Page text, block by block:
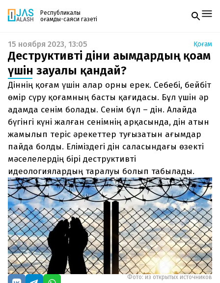
Республикалық
қоғамдық-саяси газеті
Жаңалықтар
Спорт
Live
Руханият
Аймақ
Архив
Заң және тәртіп
Редакциямен байланыс
+7 708 604 51 06
Жарнама бөлімі
+7 701 220 64 52
Пошта
zhasalash100@gmail.com
Газетке жазылу
PDF форматтағы газетті ай сайын электронды
поштаңызға алып отырыңыз. Жаңа нөмір
шыққан сәтте сізге бірден жіберіледі. Тек email
енгізіңіз, біз қалғанын өзіміз жібереміз.
15 ноября 2023, 13:05 Қоғам
Деструктивті діни ағымдардың қоғам
үшін зауалы қандай?
Діннің қоғам үшін алар орны ерек. Себебі, бейбіт
өмір сүру қоғамның басты қағидасы. Бұл үшін әр
адамда сенім болады. Сенім бұл – дін. Алайда
бүгінгі күні жалған сенімнің арқасында, дін атын
жамылып теріс әрекеттер туғызатын ағымдар
пайда болды. Еліміздегі дін саласындағы өзекті
мәселелердің бірі деструктивті
идеологиялардың таралуы болып табылады.
Фото: из открытых источников